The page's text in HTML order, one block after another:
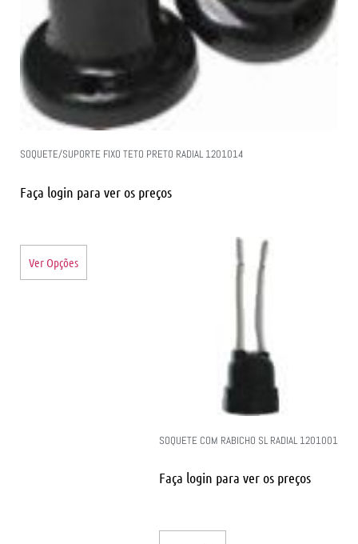
SOQUETE/SUPORTE FIXO TETO PRETO RADIAL 1201014
Faça login para ver os preços
Ver Opções
SOQUETE COM RABICHO SL RADIAL 1201001
Faça login para ver os preços